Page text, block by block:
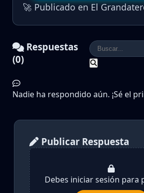
🚀 Publicado en El
Respuestas
(0)
Nadie ha respondido aún. ¡Sé el
Publicar Respuesta
Debes iniciar sesión para